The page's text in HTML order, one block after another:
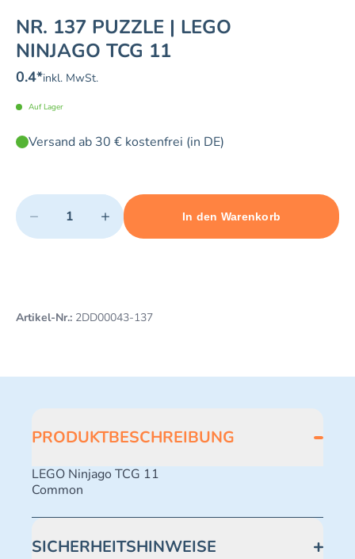
NR. 137 PUZZLE | LEGO
NINJAGO TCG 11
0.4*inkl. MwSt.
Auf Lager
Versand ab 30 € kostenfrei (in DE)
Quantity
− +
Minimum quantity: 1 Maximum quantity: 498
In den Warenkorb
Add 1 item to cart
Artikel-Nr.: 2DD00043-137
PRODUKTBESCHREIBUNG
LEGO Ninjago TCG 11
Common
SICHERHEITSHINWEISE